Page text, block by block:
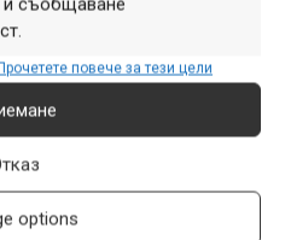
повече за тези цели
options
че и вие, подобно на
знаете почти нищо за Луис
Но това негово обзорно
2019 г. с избрани кадри от
байкпаркове